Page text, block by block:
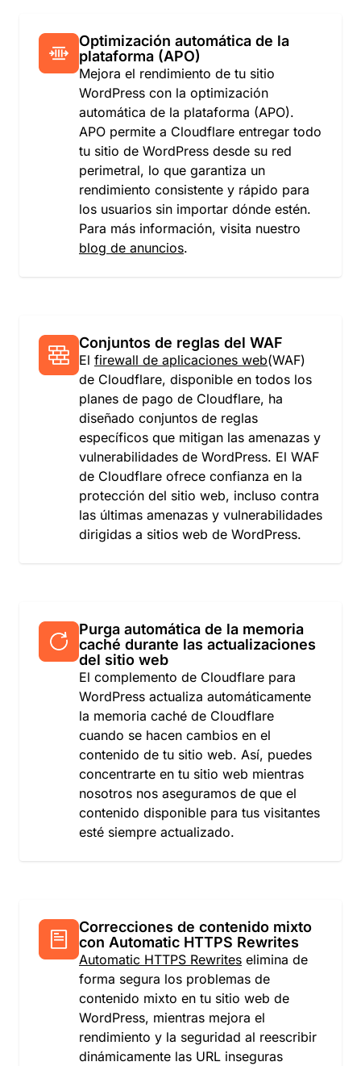
Optimización automática de la
plataforma (APO)
Mejora el rendimiento de tu sitio
WordPress con la optimización
automática de la plataforma (APO).
APO permite a Cloudflare entregar todo
tu sitio de WordPress desde su red
perimetral, lo que garantiza un
rendimiento consistente y rápido para
los usuarios sin importar dónde estén.
Para más información, visita nuestro
blog de anuncios.
Conjuntos de reglas del WAF
El firewall de aplicaciones web(WAF)
de Cloudflare, disponible en todos los
planes de pago de Cloudflare, ha
diseñado conjuntos de reglas
específicos que mitigan las amenazas y
vulnerabilidades de WordPress. El WAF
de Cloudflare ofrece confianza en la
protección del sitio web, incluso contra
las últimas amenazas y vulnerabilidades
dirigidas a sitios web de WordPress.
Purga automática de la memoria
caché durante las actualizaciones
del sitio web
El complemento de Cloudflare para
WordPress actualiza automáticamente
la memoria caché de Cloudflare
cuando se hacen cambios en el
contenido de tu sitio web. Así, puedes
concentrarte en tu sitio web mientras
nosotros nos aseguramos de que el
contenido disponible para tus visitantes
esté siempre actualizado.
Correcciones de contenido mixto
con Automatic HTTPS Rewrites
Automatic HTTPS Rewrites elimina de
forma segura los problemas de
contenido mixto en tu sitio web de
WordPress, mientras mejora el
rendimiento y la seguridad al reescribir
dinámicamente las URL inseguras